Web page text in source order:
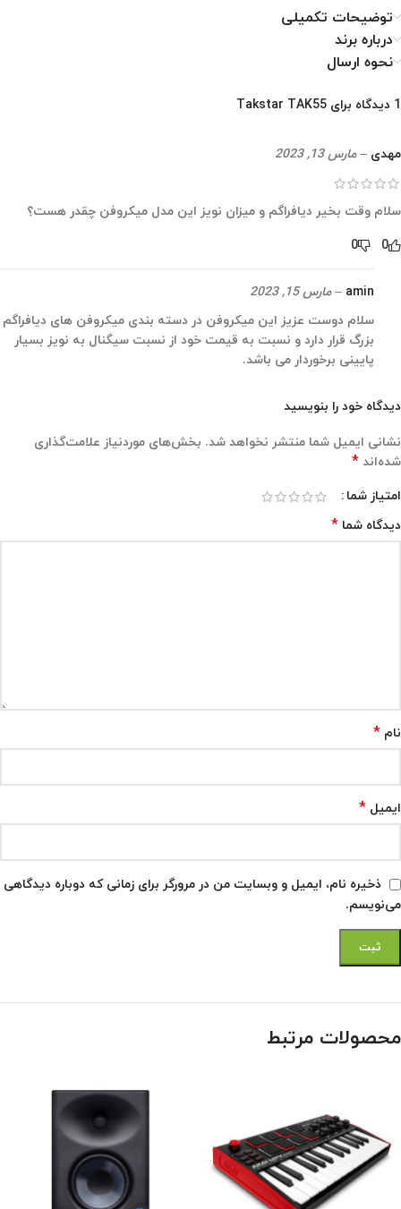
توضیحات تکمیلی
درباره برند
نحوه ارسال
1 دیدگاه برای Takstar TAK55
مهدی – مارس 13, 2023
سلام وقت بخیر دیافراگم و میزان نویز این مدل میکروفن چقدر هست؟
0
0
amin
– مارس 15, 2023
سلام دوست عزیز این میکروفن در دسته بندی میکروفن های دیافراگم
بزرگ قرار دارد و نسبت به قیمت خود از نسبت سیگنال به نویز بسیار
پایینی برخوردار می باشد.
دیدگاه خود را بنویسید
نشانی ایمیل شما منتشر نخواهد شد. بخش‌های موردنیاز علامت‌گذاری
شده‌اند *
امتیاز شما
دیدگاه شما *
نام *
ایمیل *
ذخیره نام، ایمیل و وبسایت من در مرورگر برای زمانی که دوباره دیدگاهی
می‌نویسم.
محصولات مرتبط